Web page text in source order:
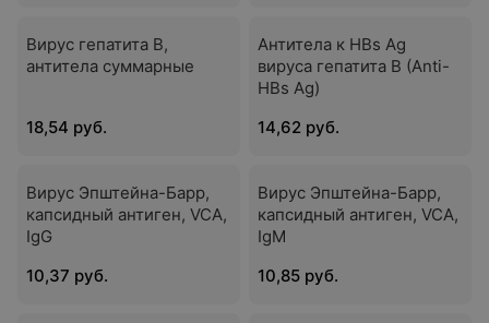
Вирус гепатита B,
антитела суммарные
18,54 руб.
Антитела к HBs Ag
вируса гепатита В (Anti-
HBs Ag)
14,62 руб.
Вирус Эпштейна-Барр,
капсидный антиген, VCA,
IgG
10,37 руб.
Вирус Эпштейна-Барр,
капсидный антиген, VCA,
IgM
10,85 руб.